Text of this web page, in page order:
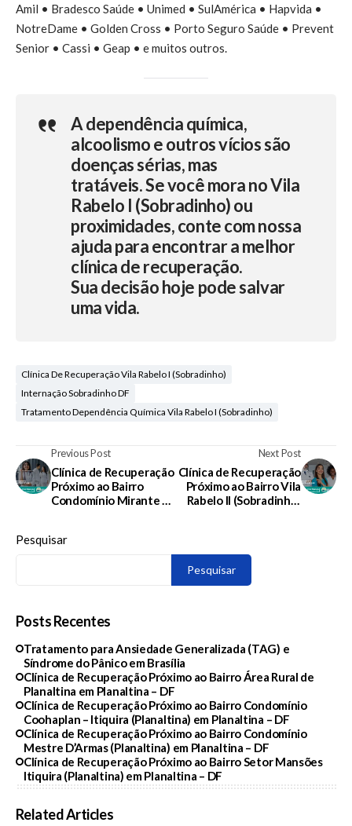
Amil • Bradesco Saúde • Unimed • SulAmérica • Hapvida •
NotreDame • Golden Cross • Porto Seguro Saúde • Prevent
Senior • Cassi • Geap • e muitos outros.
A dependência química,
alcoolismo e outros vícios são
doenças sérias, mas
tratáveis.Se você mora no Vila
Rabelo I (Sobradinho) ou
proximidades, conte com nossa
ajuda para encontrar a melhor
clínica de recuperação.
Sua decisão hoje pode salvar
uma vida.
Clínica De Recuperação Vila Rabelo I (Sobradinho)
Internação Sobradinho DF
Tratamento Dependência Química Vila Rabelo I (Sobradinho)
Previous Post
Clínica de Recuperação
Próximo ao Bairro
Condomínio Mirante da
Next Post
Clínica de Recuperação
Próximo ao Bairro Vila
Rabelo II (Sobradinho)
Pesquisar
Pesquisar
Posts Recentes
Tratamento para Ansiedade Generalizada (TAG) e
Síndrome do Pânico em Brasília
Clínica de Recuperação Próximo ao Bairro Área Rural de
Planaltina em Planaltina – DF
Clínica de Recuperação Próximo ao Bairro Condomínio
Coohaplan – Itiquira (Planaltina) em Planaltina – DF
Clínica de Recuperação Próximo ao Bairro Condomínio
Mestre D’Armas (Planaltina) em Planaltina – DF
Clínica de Recuperação Próximo ao Bairro Setor Mansões
Itiquira (Planaltina) em Planaltina – DF
Related Articles